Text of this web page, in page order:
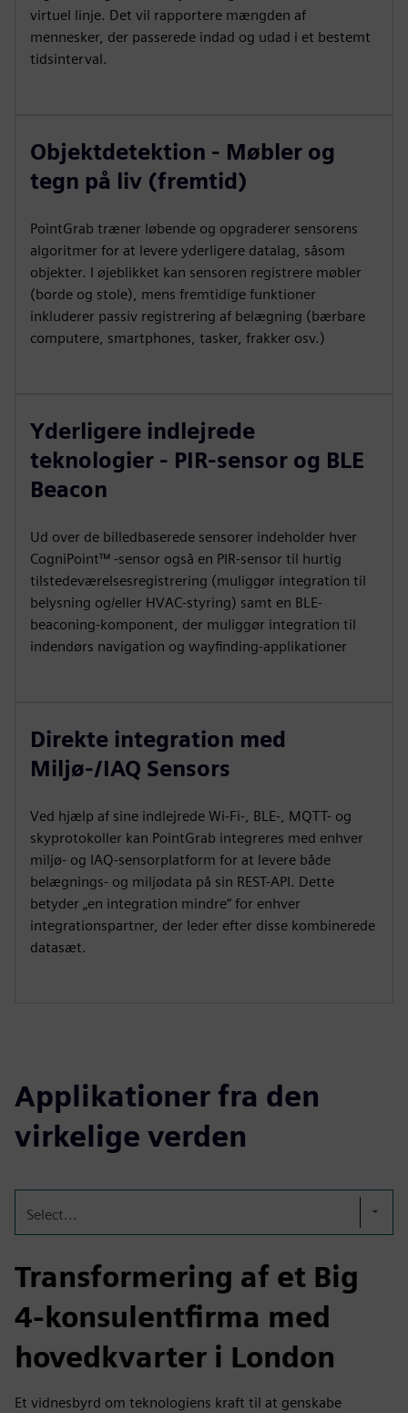
virtuel linje. Det vil rapportere mængden af
mennesker, der passerede indad og udad i et bestemt
tidsinterval.
Objektdetektion - Møbler og
tegn på liv (fremtid)
PointGrab træner løbende og opgraderer sensorens
algoritmer for at levere yderligere datalag, såsom
objekter. I øjeblikket kan sensoren registrere møbler
(borde og stole), mens fremtidige funktioner
inkluderer passiv registrering af belægning (bærbare
computere, smartphones, tasker, frakker osv.)
Yderligere indlejrede
teknologier - PIR-sensor og BLE
Beacon
Ud over de billedbaserede sensorer indeholder hver
CogniPoint™ -sensor også en PIR-sensor til hurtig
tilstedeværelsesregistrering (muliggør integration til
belysning og/eller HVAC-styring) samt en BLE-
beaconing-komponent, der muliggør integration til
indendørs navigation og wayfinding-applikationer
Direkte integration med
Miljø-/IAQ Sensors
Ved hjælp af sine indlejrede Wi-Fi-, BLE-, MQTT- og
skyprotokoller kan PointGrab integreres med enhver
miljø- og IAQ-sensorplatform for at levere både
belægnings- og miljødata på sin REST-API. Dette
betyder „en integration mindre“ for enhver
integrationspartner, der leder efter disse kombinerede
datasæt.
Applikationer fra den
virkelige verden
Select...
Transformering af et Big
4-konsulentfirma med
hovedkvarter i London
Et vidnesbyrd om teknologiens kraft til at genskabe